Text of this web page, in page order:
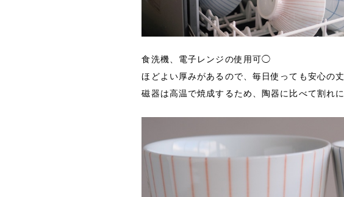
食洗機、電子レンジの使用可◯
ほどよい厚みがあるので、毎日使っても安心の
磁器は高温で焼成するため、陶器に比べて割れ